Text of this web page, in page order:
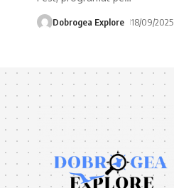
Dobrogea Explore 18/09/2025